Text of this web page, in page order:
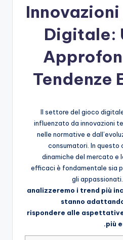
Digitale:
Tendenze
Il settore del gioco
influenzato da innovazioni
nelle normative e
consumatori. In questo
dinamiche del mercato e
efficaci è fondamentale sia
gli appassionati.
analizzeremo i trend più
stanno
rispondere alle
più